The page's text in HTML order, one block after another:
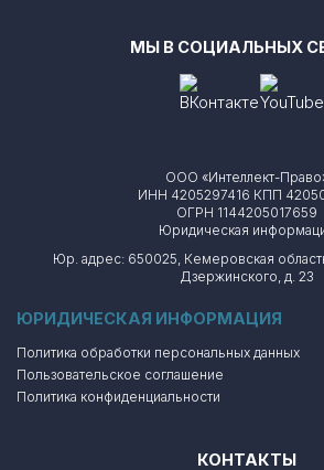
МЫ В СОЦИАЛЬНЫХ
ООО «Интеллект-
ИНН 4205297416 КПП
ОГРН 1144205017659
Юридическая
Юр. адрес: 650025, Кемеровская
Дзержинского, д. 23
ЮРИДИЧЕСКАЯ ИНФОРМАЦИЯ
Политика обработки персональных данных
Пользовательское соглашение
Политика конфиденциальности
КОНТАКТЫ